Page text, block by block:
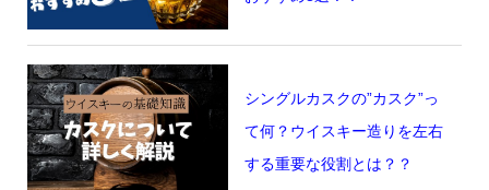
シングルカスクの”カスク”っ
て何？ウイスキー造りを左右
する重要な役割とは？？